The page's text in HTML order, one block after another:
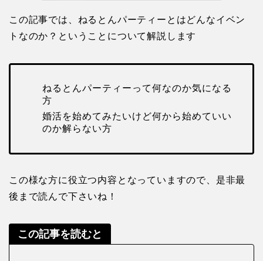
この記事では、ねるとんパーティーとはどんなイベン
トなのか？ということについて解説します
ねるとんパーティーって何なのか気になる
方
婚活を始めてみたいけど何から始めていい
のか解らない方
この様な方に役立つ内容となっていますので、是非最
後まで読んで下さいね！
この記事を読むと